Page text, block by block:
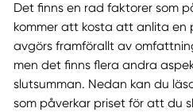
Det finns en rad faktorer som
kommer att kosta att anlita en
avgörs framförallt av
men det finns flera andra
slutsumman. Nedan kan du
som påverkar priset för att du